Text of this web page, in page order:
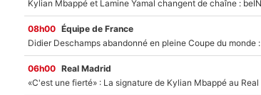
08h00 Équipe de France
06h00 Real Madrid